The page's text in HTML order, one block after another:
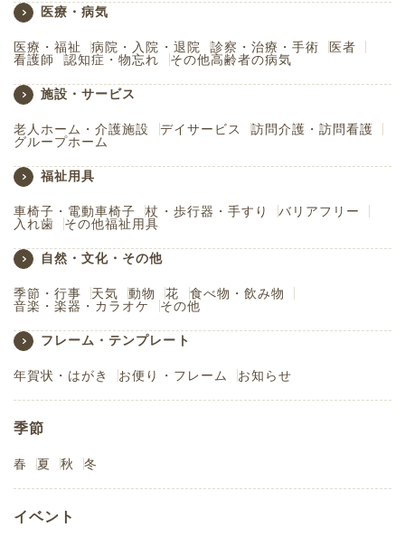
医療・病気
医療・福祉 病院・入院・退院 診察・治療・手術
医者
看護師
認知症・物忘れ その他高齢者の病気
施設・サービス
老人ホーム・介護施設 デイサービス
訪問介護・訪問看護
グループホーム
福祉用具
車椅子・電動車椅子 杖・歩行器・手すり
バリアフリー
入れ歯
その他福祉用具
自然・文化・その他
季節・行事 天気 動物 花
食べ物・飲み物
音楽・楽器・カラオケ
その他
フレーム・テンプレート
年賀状・はがき お便り・フレーム お知らせ
季節
春 夏 秋 冬
イベント